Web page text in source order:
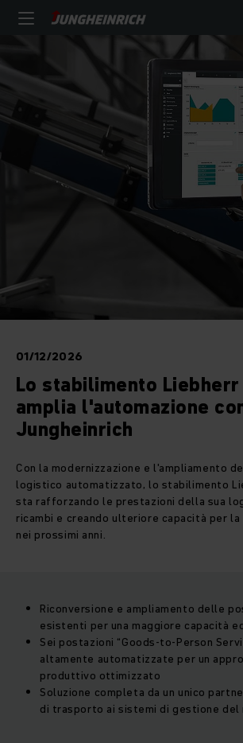
01/12/2026
Lo stabilimento Liebherr
amplia l'automazione
Jungheinrich
Con la modernizzazione e l'ampliamento
logistico automatizzato, lo stabilimento
sta rafforzando le prestazioni della sua
ricambi e creando ulteriore capacità per
nei prossimi anni.
Riconversione e ampliamento delle
esistenti per una maggiore capacità
Sei postazioni “Goods-to-Person
altamente automatizzate per un
produttivo ottimizzato
Soluzione completa da un unico
di trasporto ai sistemi di gestione del